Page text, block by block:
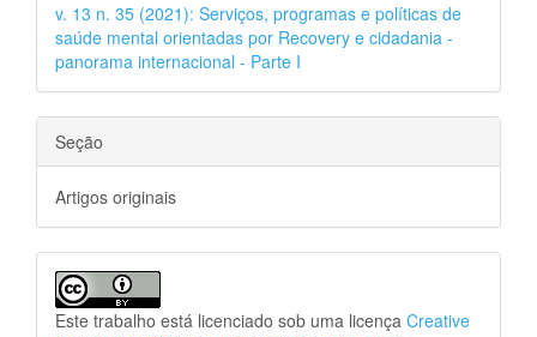
v. 13 n. 35 (2021): Serviços, programas e políticas de
saúde mental orientadas por Recovery e cidadania -
panorama internacional - Parte I
Seção
Artigos originais
Este trabalho está licenciado sob uma licença Creative